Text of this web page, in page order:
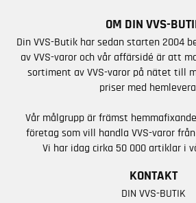
OM DIN VVS-
Din VVS-Butik har sedan starten 2004
av VVS-varor och vår affärsidé är att
sortiment av VVS-varor på nätet till
priser med
Vår målgrupp är främst
företag som vill handla VVS-varor
Vi har idag cirka 50 000 artiklar i
KONTAKT
DIN VVS-BUTIK